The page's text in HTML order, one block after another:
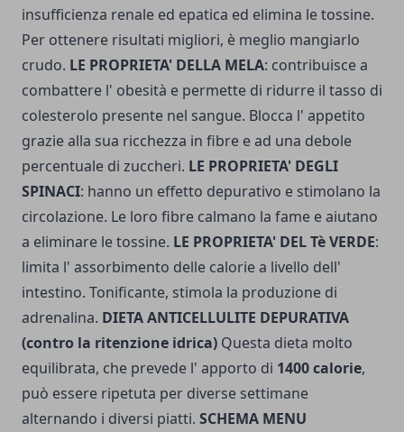
insufficienza renale ed epatica ed elimina le tossine.
Per ottenere risultati migliori, è meglio mangiarlo
crudo. LE PROPRIETA' DELLA MELA: contribuisce a
combattere l' obesità e permette di ridurre il tasso di
colesterolo presente nel sangue. Blocca l' appetito
grazie alla sua ricchezza in fibre e ad una debole
percentuale di zuccheri. LE PROPRIETA' DEGLI
SPINACI: hanno un effetto depurativo e stimolano la
circolazione. Le loro fibre calmano la fame e aiutano
a eliminare le tossine. LE PROPRIETA' DEL Tè VERDE:
limita l' assorbimento delle calorie a livello dell'
intestino. Tonificante, stimola la produzione di
adrenalina. DIETA ANTICELLULITE DEPURATIVA
(contro la ritenzione idrica) Questa dieta molto
equilibrata, che prevede l' apporto di 1400 calorie,
può essere ripetuta per diverse settimane
alternando i diversi piatti. SCHEMA MENU